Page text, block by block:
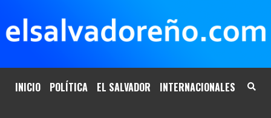
contenido
INICIO POLÍTICA EL SALVADOR INTERNACIONALES